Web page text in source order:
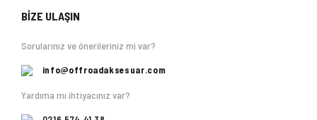
BİZE ULAŞIN
Sorularınız ve önerileriniz mi var?
info@offroadaksesuar.com
Yardıma mı ihtiyacınız var?